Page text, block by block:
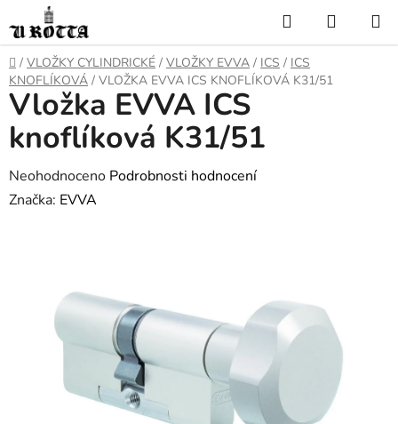
na
obsah
Hledat
KOŠÍK
DOMŮ
/ VLOŽKY CYLINDRICKÉ / VLOŽKY EVVA / ICS / ICS
KNOFLÍKOVÁ / VLOŽKA EVVA ICS KNOFLÍKOVÁ K31/51
Vložka EVVA ICS
knoflíková K31/51
Průměrné
hodnocení
hvězdiček.
Neohodnoceno Podrobnosti hodnocení
Značka: EVVA